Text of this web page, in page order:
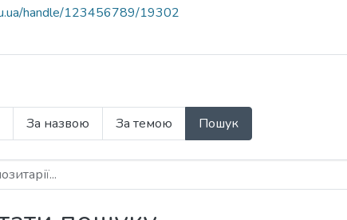
handle/123456789/19302
За назвою За темою Пошук